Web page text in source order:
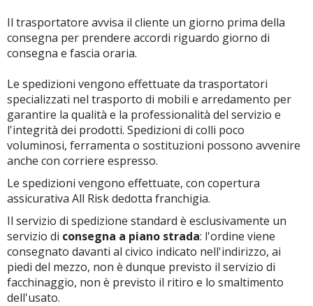
Il trasportatore avvisa il cliente un giorno prima della
consegna per prendere accordi riguardo giorno di
consegna e fascia oraria.
Le spedizioni vengono effettuate da trasportatori
specializzati nel trasporto di mobili e arredamento per
garantire la qualità e la professionalità del servizio e
l'integrità dei prodotti. Spedizioni di colli poco
voluminosi, ferramenta o sostituzioni possono avvenire
anche con corriere espresso.
Le spedizioni vengono effettuate, con copertura
assicurativa All Risk dedotta franchigia.
Il servizio di spedizione standard è esclusivamente un
servizio di consegna a piano strada: l'ordine viene
consegnato davanti al civico indicato nell'indirizzo, ai
piedi del mezzo, non è dunque previsto il servizio di
facchinaggio, non è previsto il ritiro e lo smaltimento
dell'usato.